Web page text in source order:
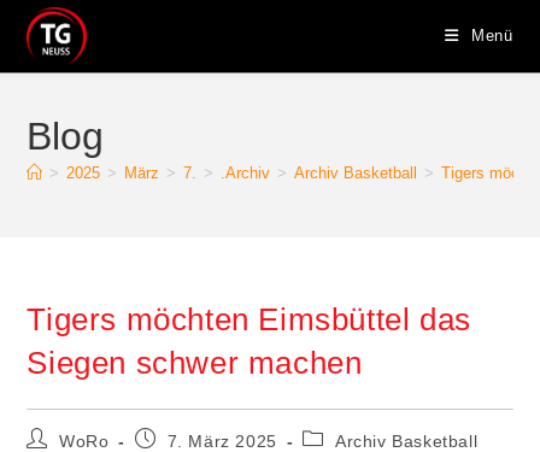
Inhalt
springen
Menü
Blog
> 2025 > März > 7. > .Archiv > Archiv Basketball > Tigers
Tigers möchten Eimsbüttel das
Siegen schwer machen
Beitrags-
WoRo
Beitrag7. März 2025
Beitrags-
Archiv Basketball